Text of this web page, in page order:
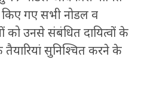
किए गए सभी नोडल व
को उनसे संबंधित दायित्वों के
सुनिश्चित करने के